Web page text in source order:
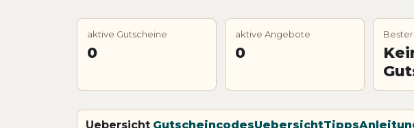
aktive Gutscheine
0
aktive Angebote
0
Uebersicht GutscheincodesUebersichtTipps